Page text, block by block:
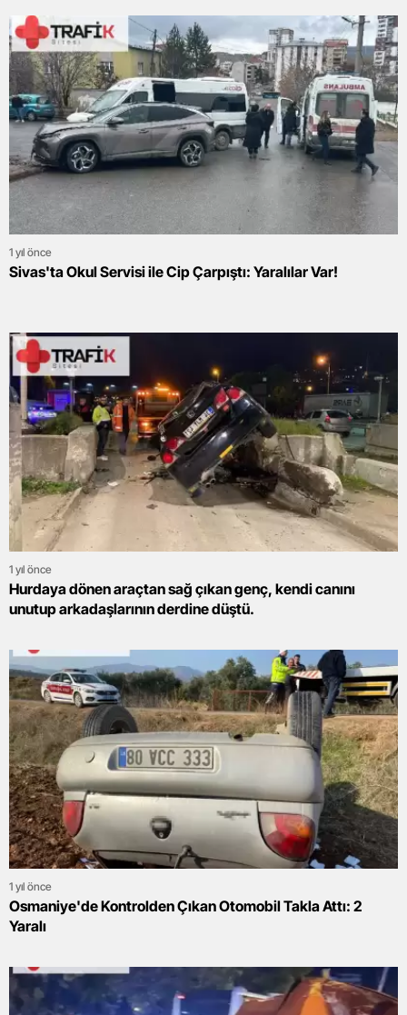
1 yıl önce
Sivas'ta Okul Servisi ile Cip Çarpıştı: Yaralılar Var!
1 yıl önce
Hurdaya dönen araçtan sağ çıkan genç, kendi canını
unutup arkadaşlarının derdine düştü.
1 yıl önce
Osmaniye'de Kontrolden Çıkan Otomobil Takla Attı: 2
Yaralı